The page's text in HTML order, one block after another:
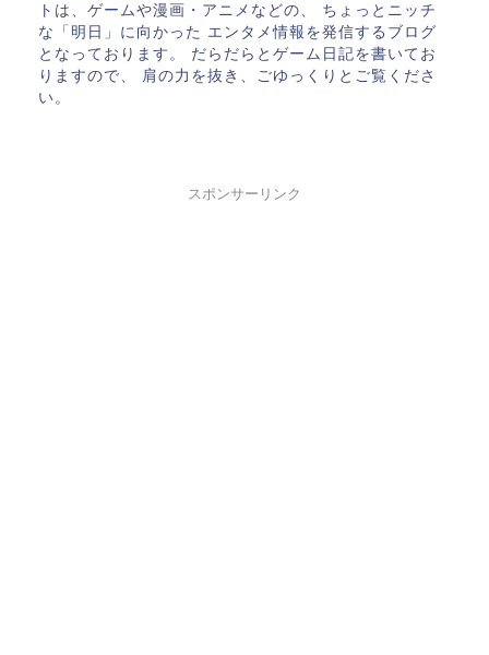
トは、ゲームや漫画・アニメなどの、 ちょっとニッチ
な「明日」に向かった エンタメ情報を発信するブログ
となっております。 だらだらとゲーム日記を書いてお
りますので、 肩の力を抜き、ごゆっくりとご覧くださ
い。
スポンサーリンク